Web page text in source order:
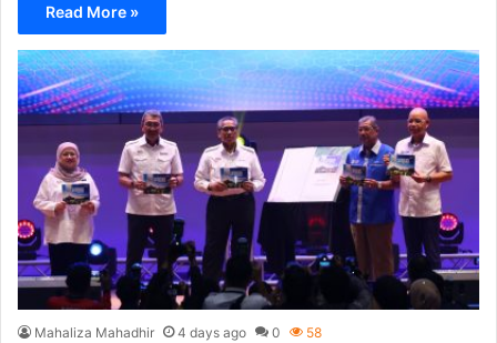
Read More »
Mahaliza Mahadhir 4 days ago 0 58